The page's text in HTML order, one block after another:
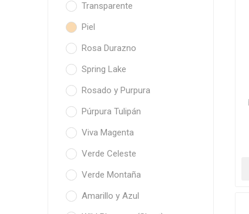
Transparente
Piel
Rosa Durazno
Spring Lake
Rosado y Purpura
Púrpura Tulipán
Viva Magenta
Verde Celeste
Verde Montaña
Amarillo y Azul